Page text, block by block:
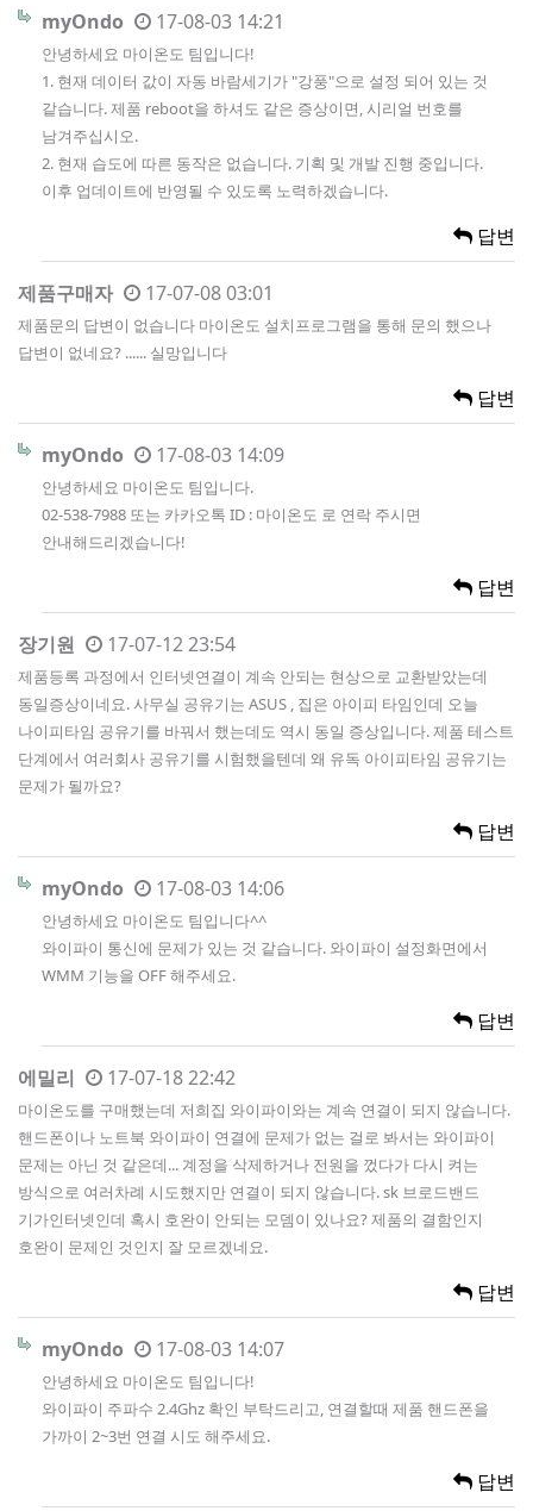
myOndo 17-08-03 14:21
안녕하세요 마이온도 팀입니다!
1. 현재 데이터 값이 자동 바람세기가 "강풍"으로 설정 되어 있는 것
같습니다. 제품 reboot을 하셔도 같은 증상이면, 시리얼 번호를
남겨주십시오.
2. 현재 습도에 따른 동작은 없습니다. 기획 및 개발 진행 중입니다.
이후 업데이트에 반영될 수 있도록 노력하겠습니다.
답변
제품구매자 17-07-08 03:01
제품문의 답변이 없습니다 마이온도 설치프로그램을 통해 문의 했으나
답변이 없네요? ...... 실망입니다
답변
myOndo 17-08-03 14:09
안녕하세요 마이온도 팀입니다.
02-538-7988 또는 카카오톡 ID : 마이온도 로 연락 주시면
안내해드리겠습니다!
답변
장기원 17-07-12 23:54
제품등록 과정에서 인터넷연결이 계속 안되는 현상으로 교환받았는데
동일증상이네요. 사무실 공유기는 ASUS , 집은 아이피 타임인데 오늘
나이피타임 공유기를 바꿔서 했는데도 역시 동일 증상입니다. 제품 테스트
단계에서 여러회사 공유기를 시험했을텐데 왜 유독 아이피타임 공유기는
문제가 될까요?
답변
myOndo 17-08-03 14:06
안녕하세요 마이온도 팀입니다^^
와이파이 통신에 문제가 있는 것 같습니다. 와이파이 설정화면에서
WMM 기능을 OFF 해주세요.
답변
에밀리 17-07-18 22:42
마이온도를 구매했는데 저희집 와이파이와는 계속 연결이 되지 않습니다.
핸드폰이나 노트북 와이파이 연결에 문제가 없는 걸로 봐서는 와이파이
문제는 아닌 것 같은데... 계정을 삭제하거나 전원을 껐다가 다시 켜는
방식으로 여러차례 시도했지만 연결이 되지 않습니다. sk 브로드밴드
기가인터넷인데 혹시 호완이 안되는 모뎀이 있나요? 제품의 결함인지
호완이 문제인 것인지 잘 모르겠네요.
답변
myOndo 17-08-03 14:07
안녕하세요 마이온도 팀입니다!
와이파이 주파수 2.4Ghz 확인 부탁드리고, 연결할때 제품 핸드폰을
가까이 2~3번 연결 시도 해주세요.
답변